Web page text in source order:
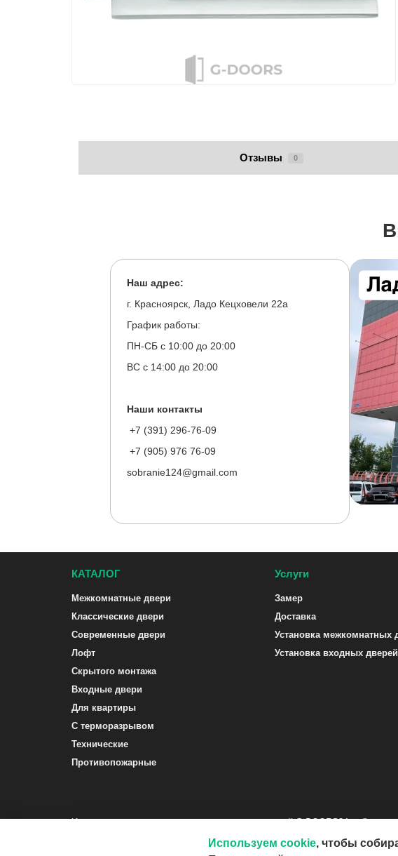
Отзывы 0
Наш адрес:
г. Красноярск, Ладо Кецховели 22а
График работы:
ПН-СБ с 10:00 до 20:00
ВС с 14:00 до 20:00
Наши контакты
+7 (391) 296-76-09
+7 (905) 976 76-09
sobranie124@gmail.com
КАТАЛОГ
Межкомнатные двери
Классические двери
Современные двери
Лофт
Скрытого монтажа
Входные двери
Для квартиры
С терморазрывом
Технические
Противопожарные
Услуги
Замер
Доставка
Установка межкомнатных
Установка входных дверей
Интернет-магазин межкомнатных и входных дверей G-DOORS24.ru ©
Используем cookie, чтобы